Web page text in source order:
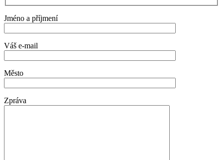
Jméno a příjmení
Váš e-mail
Město
Zpráva